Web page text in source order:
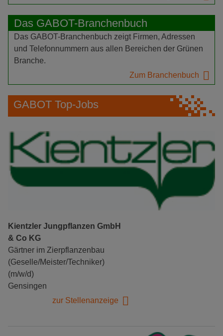
Das GABOT-Branchenbuch
Das GABOT-Branchenbuch zeigt Firmen, Adressen
und Telefonnummern aus allen Bereichen der Grünen
Branche.
Zum Branchenbuch
GABOT Top-Jobs
Kientzler Jungpflanzen GmbH
& Co KG
Gärtner im Zierpflanzenbau
(Geselle/Meister/Techniker)
(m/w/d)
Gensingen
zur Stellenanzeige